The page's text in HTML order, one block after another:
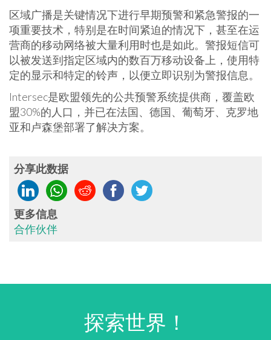
区域广播是关键情况下进行早期预警和紧急警报的一
项重要技术，特别是在时间紧迫的情况下，甚至在运
营商的移动网络被大量利用时也是如此。警报短信可
以被发送到指定区域内的数百万移动设备上，使用特
定的显示和特定的铃声，以便立即识别为警报信息。
Intersec是欧盟领先的公共预警系统提供商，覆盖欧
盟30%的人口，并已在法国、德国、葡萄牙、克罗地
亚和卢森堡部署了解决方案。
分享此数据
更多信息
合作伙伴
探索世界！